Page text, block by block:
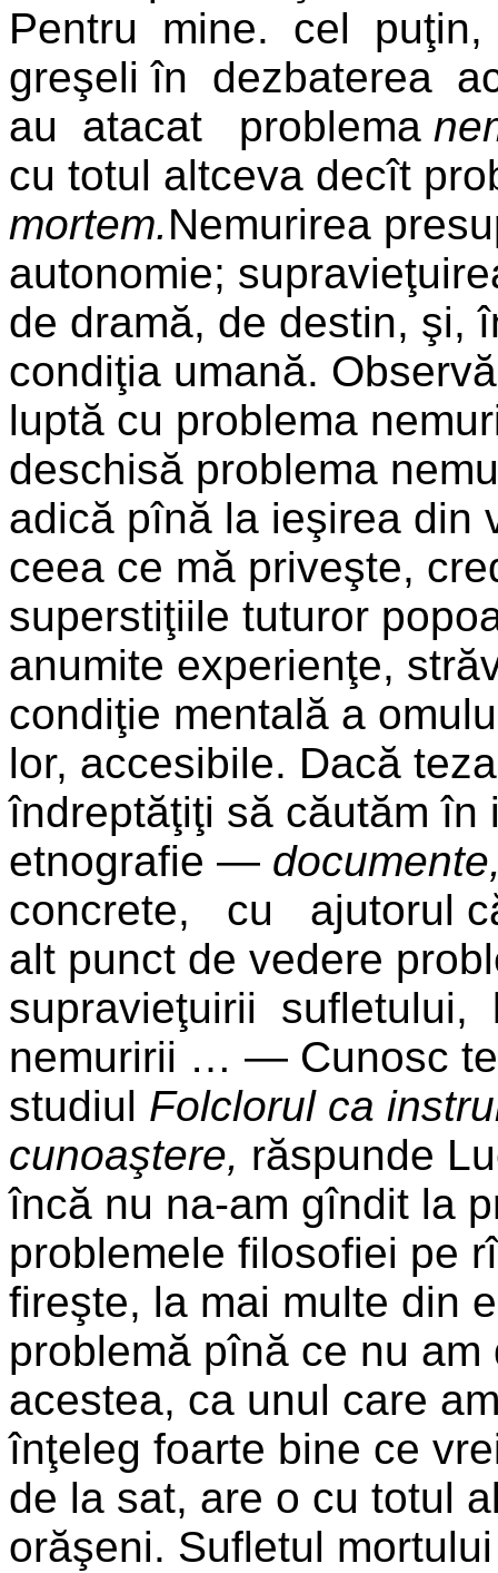
Pentru mine. cel
greşeli în dezbaterea
au atacat problema
cu totul altceva decît
mortem.Nemurirea
autonomie;
de dramă, de destin, şi,
condiţia umană.
luptă cu problema
deschisă problema
adică pînă la ieşirea din
ceea ce mă priveşte,
superstiţiile tuturor
anumite experienţe,
condiţie mentală a
lor, accesibile. Dacă
îndreptăţiţi să căutăm în
etno­grafie —
concrete, cu ajutorul
alt punct de vedere
supravieţuirii
ne­muririi … — Cunosc
studiul Folclorul ca
cunoaştere, răspunde
încă nu na-am gîndit la
problemele filosofiei pe
fireşte, la mai multe din
problemă pînă ce nu
acestea, ca unul care
înţeleg foarte bine ce
de la sat, are o cu totul
orăşeni. Sufletul